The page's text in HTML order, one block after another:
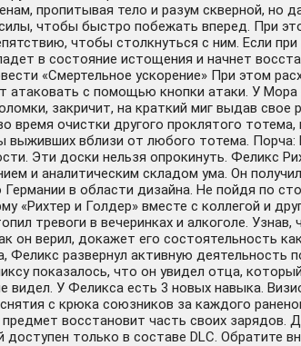
пропитывая тело и разум скверной,
чтобы быстро побежать вперед. При
чтобы столкнуться с ним. Если
в состояние истощения и начнет
«Смертельное ускорение» При этом
атаковать с помощью кнопки атаки. У
закричит, на краткий миг выдав
время очистки другого проклятого
выживших вблизи от любого тотема.
Эти доски нельзя опрокинуть. Феликс
и аналитическим складом ума. Он
в области дизайна. Не пойдя по
«Рихтер и Голдер» вместе с коллегой и
тревоги в вечеринках и алкоголе.
он верил, докажет его состоятельность
Феликс развернул активную
показалось, что он увидел отца,
видел. У Феликса есть 3 новых навыка.
с крюка союзников за каждого
восстановит часть своих зарядов.
только в составе DLC. Обратите